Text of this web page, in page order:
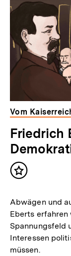
Vom
Friedrich
Inhalt
Abwägen und
Eberts erfahren
Spannungsfeld
Interessen
müssen.